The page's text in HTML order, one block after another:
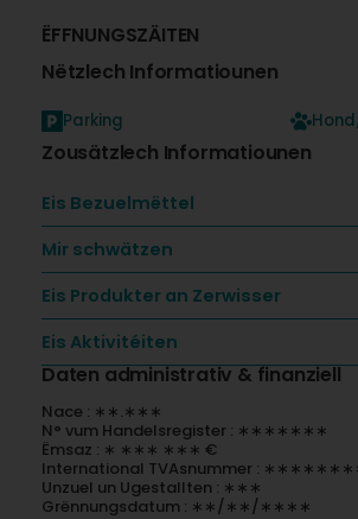
ËFFNUNGSZÄITEN
Nëtzlech Informatiounen
Parking
Zousätzlech Informatiounen
Eis Bezuelmëttel
Mir schwätzen
Eis Produkter an Zerwisser
Eis Aktivitéiten
Daten administrativ & finanziell
Nace : ∗∗.∗∗∗
N° vum Handelsregister : ∗∗∗∗∗∗∗
Ëmsaz : ∗ ∗∗∗ ∗∗∗ €
International TVAsnummer :
Unzuel un Ugestallten : ∗∗∗
Grënnungsdatum : ∗∗/∗∗/∗∗∗∗